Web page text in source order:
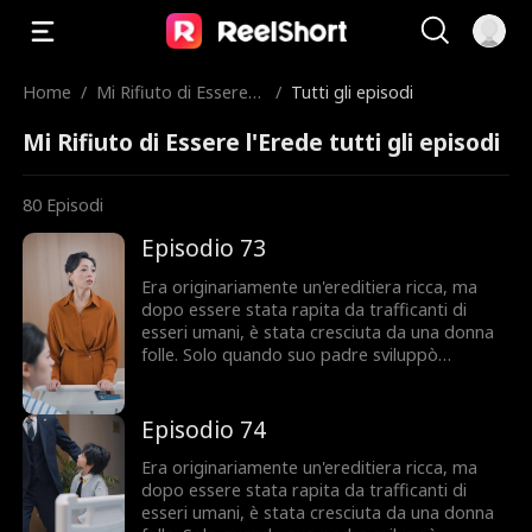
Home / Mi Rifiuto di Essere
/ Tutti gli episodi
Mi Rifiuto di Essere l'Erede tutti gli episodi
80 Episodi
Episodio 73
Era originariamente un'ereditiera ricca, ma
dopo essere stata rapita da trafficanti di
esseri umani, è stata cresciuta da una donna
folle. Solo quando suo padre sviluppò
sua seconda figlia. Ignara delle vere intenzioni
del padre, accettò di tornare a casa a una
condizione: avrebbe portato con sé la sua
madre adottiva folle. La sua sorella biologica,
preoccupata che le portasse via il lusso e il
Episodio 74
Era originariamente un'ereditiera ricca, ma
dopo essere stata rapita da trafficanti di
esseri umani, è stata cresciuta da una donna